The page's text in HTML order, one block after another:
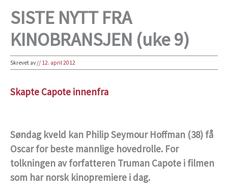
SISTE NYTT FRA
KINOBRANSJEN (uke 9)
Skrevet av// 12. april 2012
Skapte Capote innenfra
Søndag kveld kan Philip Seymour Hoffman (38) få
Oscar for beste mannlige hovedrolle. For
tolkningen av forfatteren Truman Capote i filmen
som har norsk kinopremiere i dag.